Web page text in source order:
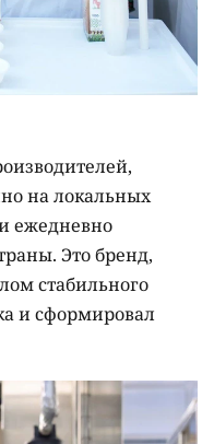
на локальных
ежедневно
Это бренд,
стабильного
и сформировал